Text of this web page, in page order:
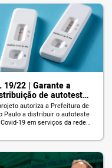
19/22 | Garante a
de autotestes
Covid-19autoriza a Prefeitura de
Paulo a distribuir o autoteste
19 em serviços da rede